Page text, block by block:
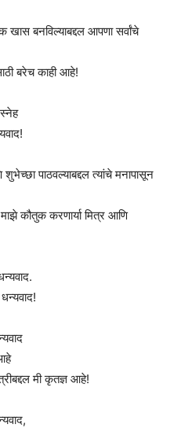
बनविल्याबद्दल आपणा सर्वांचे
बरेच काही आहे!
पाठवल्याबद्दल त्यांचे मनापासून
कौतुक करणार्या मित्र आणि
मी कृतज्ञ आहे!